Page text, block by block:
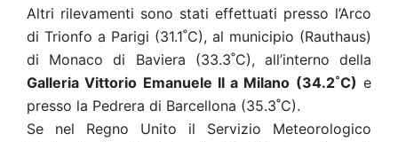
Altri rilevamenti sono stati effettuati presso l’Arco
di Trionfo a Parigi (31.1˚C), al municipio (Rauthaus)
di Monaco di Baviera (33.3˚C), all’interno della
Galleria Vittorio Emanuele II a Milano (34.2˚C) e
presso la Pedrera di Barcellona (35.3˚C).
Se nel Regno Unito il Servizio Meteorologico